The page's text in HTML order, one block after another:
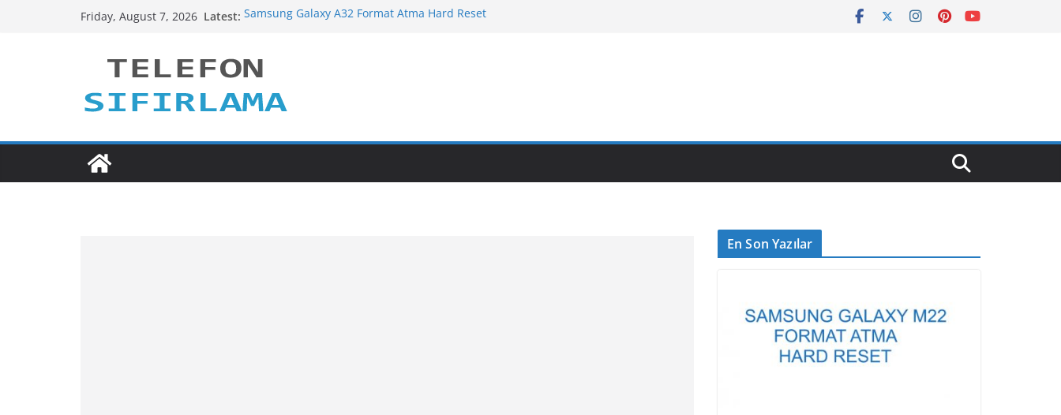
Friday, August 7, 2026 Latest: Samsung Galaxy A32 Format Atma Hard Reset
Samsung Galaxy A72 Format Atma Hard Reset
Samsung Galaxy A52 Format Atma Hard Reset
En Son Yazılar